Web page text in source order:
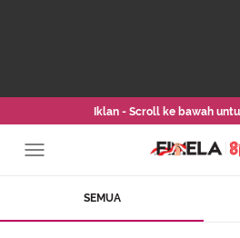
Iklan - Scroll ke bawah
SEMUA